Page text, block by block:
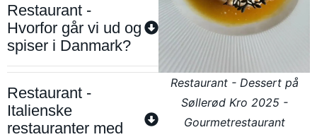
Restaurant -
Hvorfor går vi ud og
spiser i Danmark?
Restaurant -
Italienske
restauranter med
Restaurant - Dessert på
Søllerød Kro 2025 -
Gourmetrestaurant